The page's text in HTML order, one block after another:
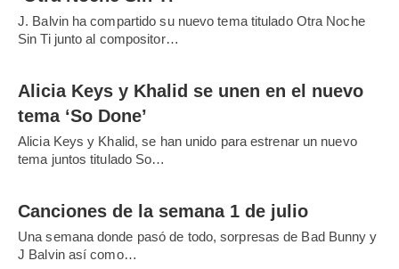
J. Balvin ha compartido su nuevo tema titulado Otra Noche
Sin Ti junto al compositor…
Alicia Keys y Khalid se unen en el nuevo
tema ‘So Done’
Alicia Keys y Khalid, se han unido para estrenar un nuevo
tema juntos titulado So…
Canciones de la semana 1 de julio
Una semana donde pasó de todo, sorpresas de Bad Bunny y
J Balvin así como…